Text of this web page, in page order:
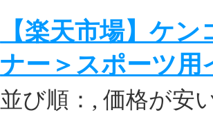
【楽天市場】ケ
ナー＞スポーツ用
並び順：, 価格が安